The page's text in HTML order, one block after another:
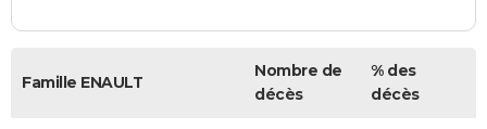
Famille ENAULT
Nombre de
décès
% des
décès